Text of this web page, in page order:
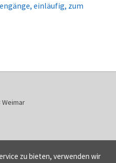
einläufig, zum
zu bieten, verwenden wir